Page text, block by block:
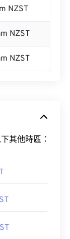
NZST
NZST
NZST
其他時區：